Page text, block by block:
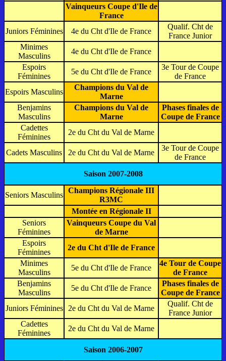
Vainqueurs Coupe d'Ile de
France
Juniors Féminines
4e du Cht d'Ile de France
Qualif. Cht de
France Junior
Minimes
Masculins
4e du Cht d'Ile de France
Espoirs
Féminines
5e du Cht d'Ile de France
3e Tour de Coupe
de France
Espoirs Masculins
Champions du Val de
Marne
Benjamins
Masculins
Champions du Val de
Marne
Phases finales de
Coupe de France
Cadettes
Féminines
2e du Cht du Val de Marne
Cadets Masculins 2e du Cht du Val de Marne
3e Tour de Coupe
de France
Saison 2007-2008
Seniors Masculins
Champions Régionale III
R3MC
Montée en Régionale II
Seniors
Féminines
Vainqueurs Coupe du Val
de Marne
Espoirs
Féminines
2e du Cht d'Ile de France
Minimes
Masculins
5e du Cht d'Ile de France
4e Tour de Coupe
de France
Benjamins
Masculins
5e du Cht d'Ile de France
Phases finales de
Coupe de France
Juniors Féminines
2e du Cht du Val de Marne
Qualif. Cht de
France Junior
Cadettes
Féminines
2e du Cht du Val de Marne
Saison 2006-2007